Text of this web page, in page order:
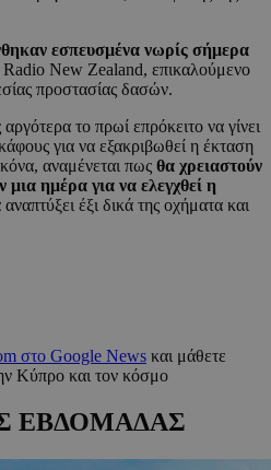
εσπευσμένα νωρίς σήμερα
New Zealand, επικαλούμενο
προστασίας δασών.
το πρωί επρόκειτο να γίνει
για να εξακριβωθεί η έκταση
αναμένεται πως θα χρειαστούν
μια ημέρα για να ελεγχθεί η
έξι δικά της οχήματα και
στο Google News και μάθετε
Κύπρο και τον κόσμο
ΕΒΔΟΜΑΔΑΣ